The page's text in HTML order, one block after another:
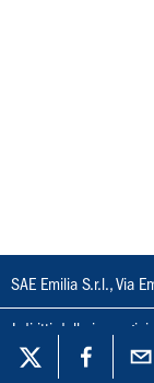
SAE Emilia S.r.l., Via
I diritti delle immagini
loro riproduzione